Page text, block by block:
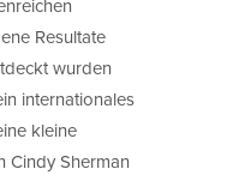
Resultate
wurden
internationales
kleine
Cindy Sherman